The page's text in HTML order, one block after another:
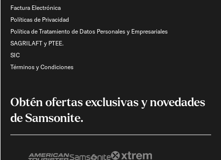
Factura Electrónica
Políticas de Privacidad
Política de Tratamiento de Datos Personales y Empresariales
SAGRILAFT y PTEE.
SIC
Términos y Condiciones
Obtén ofertas exclusivas y novedades
de Samsonite.